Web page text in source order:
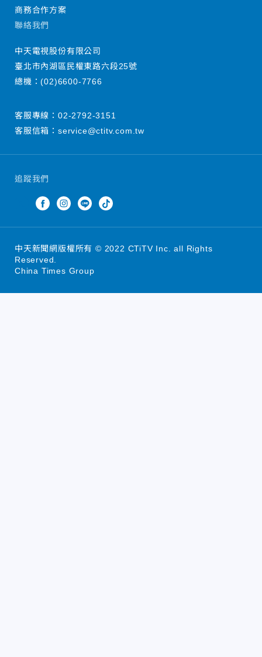
追蹤我們
商務合作方案
聯絡我們
中天電視股份有限公司
臺北市內湖區民權東路六段25號
總機：(02)6600-7766
客服專線： 02-2792-3151
客服信箱： service@ctitv.com.tw
中天新聞網版權所有 © 2022 CTiTV Inc. all Rights
Reserved.
China Times Group